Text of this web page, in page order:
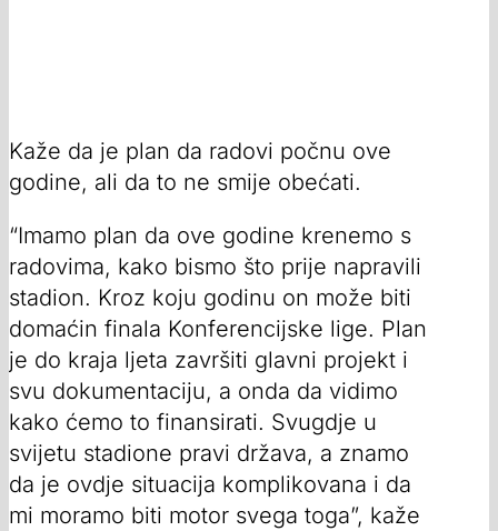
Kaže da je plan da radovi počnu ove
godine, ali da to ne smije obećati.
“Imamo plan da ove godine krenemo s
radovima, kako bismo što prije napravili
stadion. Kroz koju godinu on može biti
domaćin finala Konferencijske lige. Plan
je do kraja ljeta završiti glavni projekt i
svu dokumentaciju, a onda da vidimo
kako ćemo to finansirati. Svugdje u
svijetu stadione pravi država, a znamo
da je ovdje situacija komplikovana i da
mi moramo biti motor svega toga”, kaže